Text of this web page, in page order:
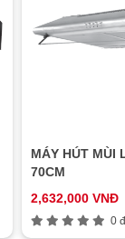
MÁY HÚT MÙI
70CM
2,632,000 VNĐ
0